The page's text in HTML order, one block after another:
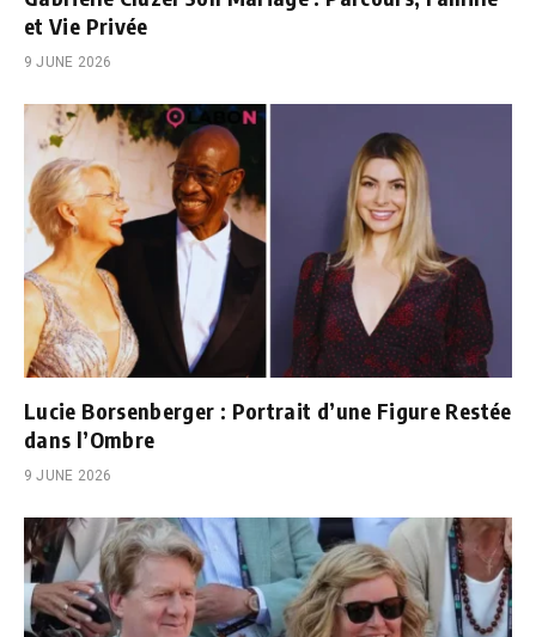
et Vie Privée
9 JUNE 2026
Lucie Borsenberger : Portrait d’une Figure Restée
dans l’Ombre
9 JUNE 2026